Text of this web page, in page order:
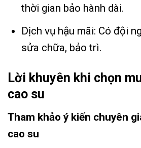
thời gian bảo hành dài.
Dịch vụ hậu mãi: Có đội
sửa chữa, bảo trì.
Lời khuyên khi chọn
cao su
Tham khảo ý kiến chuyên
cao su